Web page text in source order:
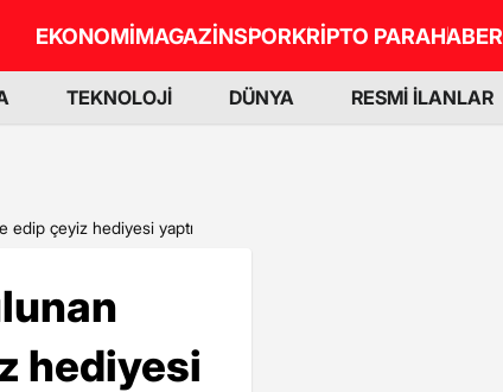
EKONOMİMAGAZİNSPORKRİPTO PARAHABER
TEKNOLOJİ DÜNYA RESMİ İLANLAR
edip çeyiz hediyesi yaptı
hediyesi